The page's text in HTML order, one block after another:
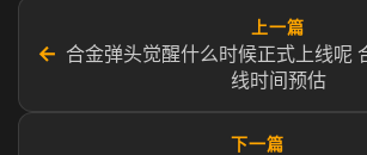
←
上一篇
合金弹头觉醒什么时候正式上线呢
线时间预估
下一篇